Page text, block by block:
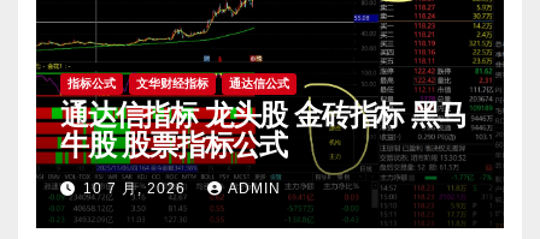
指标公式 文华财经指标 通达信公式
通达信指标 龙头股 金砖指标 黑马
牛股 股票指标公式
10 7 月, 2026 ADMIN